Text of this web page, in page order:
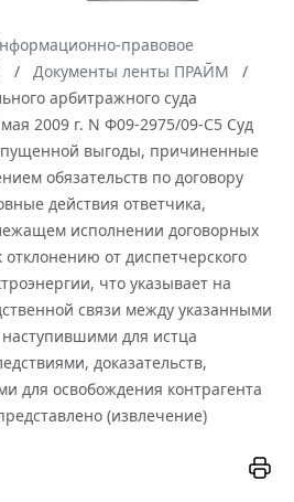
правовое
Документы ленты ПРАЙМ
арбитражного суда
2009 г. N Ф09-2975/09-С5 Суд
выгоды, причиненные
обязательств по договору
действия ответчика,
исполнении договорных
отклонению от диспетчерского
что указывает на
связи между указанными
для истца
доказательств,
для освобождения контрагента
(извлечение)